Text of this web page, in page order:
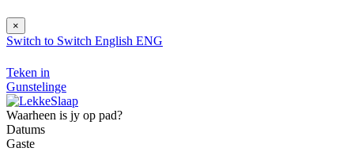
×
Switch to Switch English ENG
Teken in
Gunstelinge
Waarheen is jy op pad?
Datums
Gaste